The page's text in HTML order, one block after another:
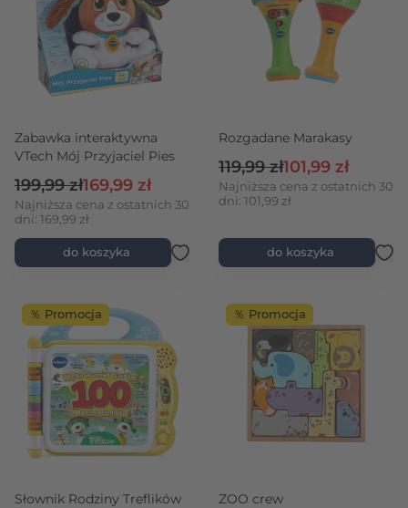
Zabawka interaktywna
VTech Mój Przyjaciel Pies
Cena promocyjna
169,99 zł
Cena regularna
199,99 zł
Najniższa cena z ostatnich 30
dni: 169,99 zł
do koszyka
Rozgadane Marakasy
Cena
101,99 zł
Cena regularna
119,99 zł
Najniższa cena z ostatnich 30
dni: 101,99 zł
do koszyka
％ Promocja
Słownik Rodziny Treflików
％ Promocja
ZOO crew